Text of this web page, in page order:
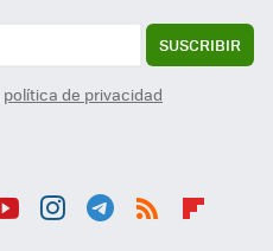
SUSCRIBIR
política de privacidad